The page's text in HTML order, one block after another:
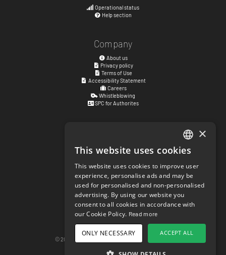
Operational status
Help section
Company
About us
Privacy policy
Terms of Use
Accessibility Statement
Careers
Whistleblowing
SPC for Authorites
Kyrkogatan 17
411 15Göteborg,Sweden
Social links
facebook.com/matchisports
instagram.com/matchisports
MATCHi blog
Cookie Settings
© 2026 matchi.se
ENGLISH
SWEDISH
NORWEGIAN
DANISH
×
This website uses cookies
This website uses cookies to improve user
experience, personalise ads and may be
used for personalised and non-personalised
advertising. By using our website you
consent to all cookies in accordance with
our Cookie Policy. Read more
ACCEPT ALL
ONLY NECESSARY